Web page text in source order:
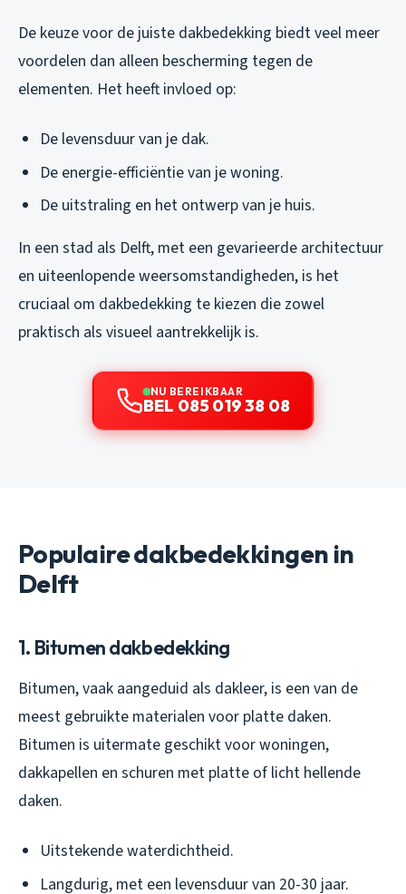
De keuze voor de juiste dakbedekking biedt veel meer
voordelen dan alleen bescherming tegen de
elementen. Het heeft invloed op:
De levensduur van je dak.
De energie-efficiëntie van je woning.
De uitstraling en het ontwerp van je huis.
In een stad als Delft, met een gevarieerde architectuur
en uiteenlopende weersomstandigheden, is het
cruciaal om dakbedekking te kiezen die zowel
praktisch als visueel aantrekkelijk is.
NU BEREIKBAAR
BEL 085 019 38 08
Populaire dakbedekkingen in
Delft
1. Bitumen dakbedekking
Bitumen, vaak aangeduid als dakleer, is een van de
meest gebruikte materialen voor platte daken.
Bitumen is uitermate geschikt voor woningen,
dakkapellen en schuren met platte of licht hellende
daken.
Uitstekende waterdichtheid.
Langdurig, met een levensduur van 20-30 jaar.